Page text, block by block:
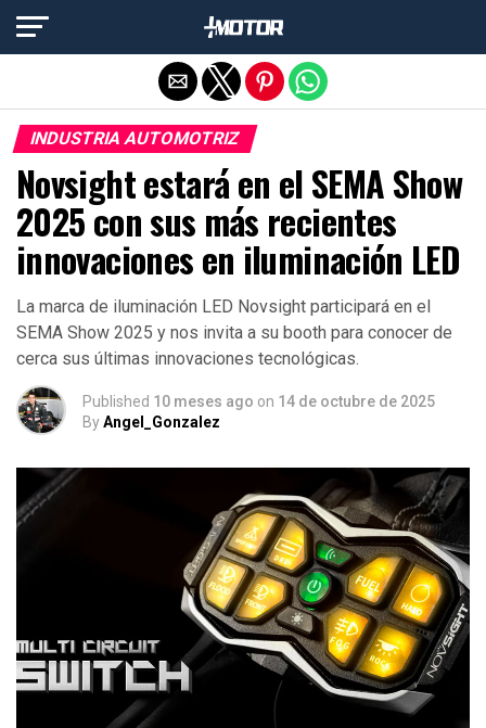
INDUSTRIA AUTOMOTRIZ
Novsight estará en el SEMA Show
2025 con sus más recientes
innovaciones en iluminación LED
La marca de iluminación LED Novsight participará en el
SEMA Show 2025 y nos invita a su booth para conocer de
cerca sus últimas innovaciones tecnológicas.
Published 10 meses ago on 14 de octubre de 2025
ByAngel_Gonzalez
Salir de la versión móvil